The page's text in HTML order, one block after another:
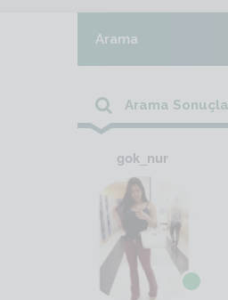
Arama
Arama
gok_nur